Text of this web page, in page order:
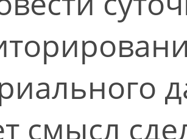
смысл